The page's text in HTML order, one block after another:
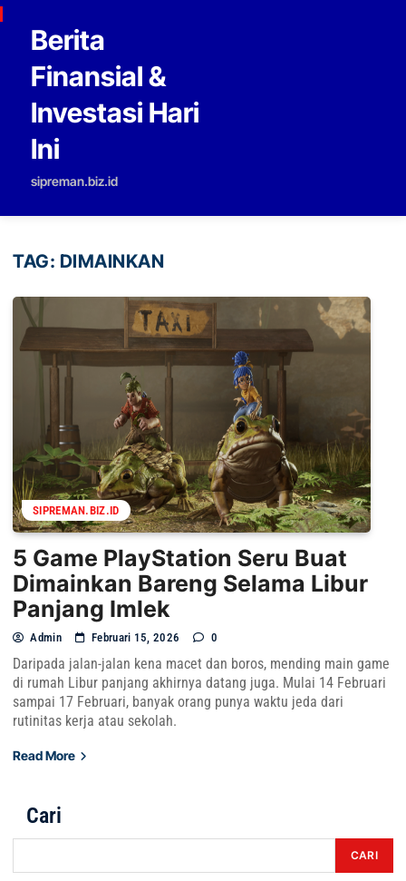
Skip to content
Berita
Finansial &
Investasi Hari
Ini
sipreman.biz.id
TAG: DIMAINKAN
SIPREMAN.BIZ.ID
5 Game PlayStation Seru Buat
Dimainkan Bareng Selama Libur
Panjang Imlek
Admin Februari 15, 2026 0
Daripada jalan-jalan kena macet dan boros, mending main game
di rumah Libur panjang akhirnya datang juga. Mulai 14 Februari
sampai 17 Februari, banyak orang punya waktu jeda dari
rutinitas kerja atau sekolah.
Read More
Cari
CARI